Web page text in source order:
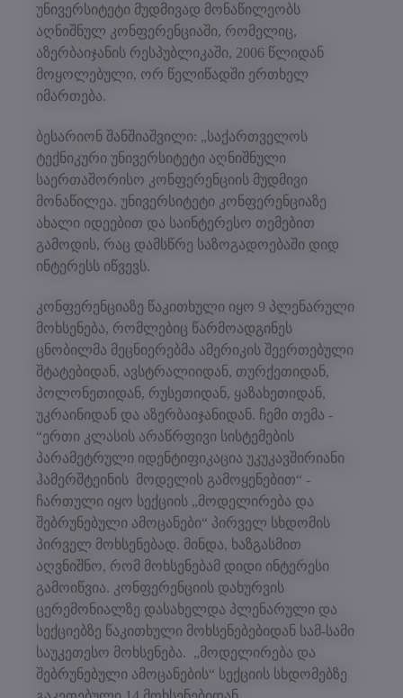
უნივერსიტეტი მუდმივად მონაწილეობს
აღნიშნულ კონფერენციაში, რომელიც,
აზერბაიჯანის რესპუბლიკაში, 2006 წლიდან
მოყოლებული, ორ წელიწადში ერთხელ
იმართება.
ბესარიონ შანშიაშვილი: „საქართველოს
ტექნიკური უნივერსიტეტი აღნიშნული
საერთაშორისო კონფერენციის მუდმივი
მონაწილეა. უნივერსიტეტი კონფერენციაზე
ახალი იდეებით და საინტერესო თემებით
გამოდის, რაც დამსწრე საზოგადოებაში დიდ
ინტერესს იწვევს.
კონფერენციაზე წაკითხული იყო 9 პლენარული
მოხსენება, რომლებიც წარმოადგინეს
ცნობილმა მეცნიერებმა ამერიკის შეერთებული
შტატებიდან, ავსტრალიიდან, თურქეთიდან,
პოლონეთიდან, რუსეთიდან, ყაზახეთიდან,
უკრაინიდან და აზერბაიჯანიდან. ჩემი თემა -
“ერთი კლასის არაწრფივი სისტემების
პარამეტრული იდენტიფიკაცია უკუკავშირიანი
ჰამერშტეინის მოდელის გამოყენებით“ -
ჩართული იყო სექციის „მოდელირება და
შებრუნებული ამოცანები“ პირველ სხდომის
პირველ მოხსენებად. მინდა, ხაზგასმით
აღვნიშნო, რომ მოხსენებამ დიდი ინტერესი
გამოიწვია. კონფერენციის დახურვის
ცერემონიალზე დასახელდა პლენარული და
სექციებზე წაკითხული მოხსენებებიდან სამ-სამი
საუკეთესო მოხსენება. „მოდელირება და
შებრუნებული ამოცანების“ სექციის სხდომებზე